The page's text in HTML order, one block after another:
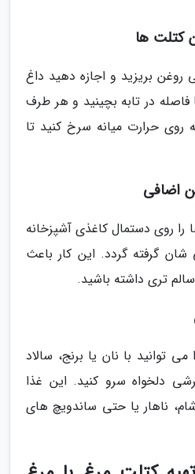
کتلت ها
بریزید و اجازه دهید داغ
در تابه بچینید و هر طرف
روی حرارت میانه سرخ کنید تا
اضافی
روی دستمال کاغذی آشپزخانه
شان گرفته گردد. این کار باعث
تری داشته باشید.
توانید با نان یا برنج، سالاد
دلخواه سرو کنید. این غذا
ناهار یا حتی ساندویچ های